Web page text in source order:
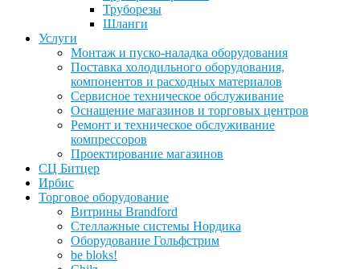
Труборезы
Шланги
Услуги
Монтаж и пуско-наладка оборудования
Поставка холодильного оборудования,
компонентов и расходных материалов
Сервисное техническое обслуживание
Оснащение магазинов и торговых центров
Ремонт и техническое обслуживание
компрессоров
Проектирование магазинов
СЦ Битцер
Ирбис
Торговое оборудование
Витрины Brandford
Стеллажные системы Нордика
Оборудование Гольфстрим
be bloks!